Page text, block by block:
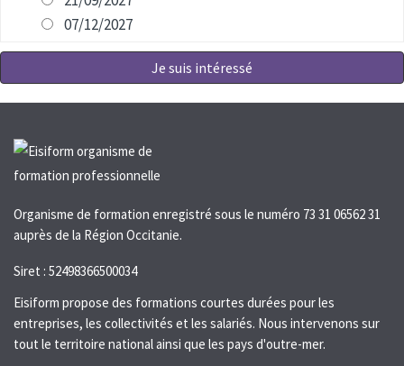
07/12/2027
Je suis intéressé
Organisme de formation enregistré sous le numéro 73 31 06562 31
auprès de la Région Occitanie.
Siret : 52498366500034
Eisiform propose des formations courtes durées pour les
entreprises, les collectivités et les salariés. Nous intervenons sur
tout le territoire national ainsi que les pays d'outre-mer.